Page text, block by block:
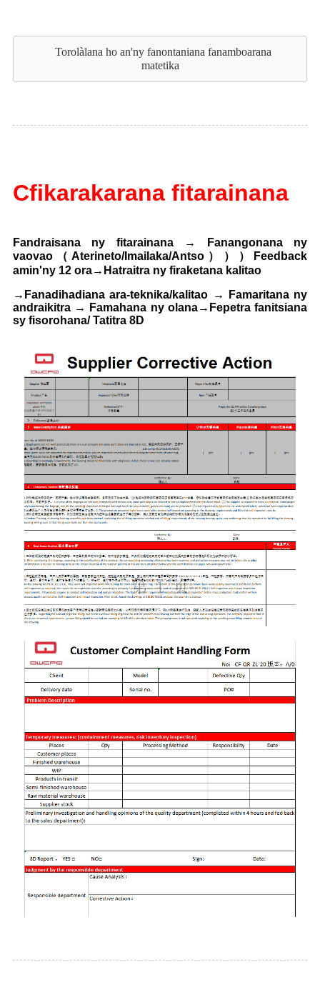
Torolàlana ho an'ny fanontaniana fanamboarana
matetika
Cfikarakarana fitarainana
Fandraisana ny fitarainana → Fanangonana ny
vaovao（Aterineto/Imailaka/Antso）））Feedback
amin'ny 12 ora→Hatraitra ny firaketana kalitao
→ Fanadihadiana ara-teknika/kalitao → Famaritana ny
andraikitra → Famahana ny olana→Fepetra fanitsiana
sy fisorohana/ Tatitra 8D